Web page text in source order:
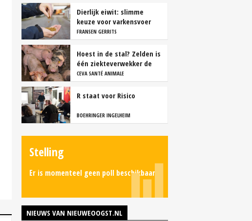
Dierlijk eiwit: slimme
keuze voor varkensvoer
FRANSEN GERRITS
Hoest in de stal? Zelden is
één ziekteverwekker de
oorzaak
CEVA SANTÉ ANIMALE
R staat voor Risico
BOEHRINGER INGELHEIM
Stelling
Er is momenteel geen poll beschikbaar.
NIEUWS VAN NIEUWEOOGST.NL